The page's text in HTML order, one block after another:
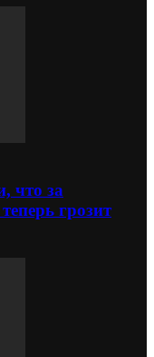
что за
грозит